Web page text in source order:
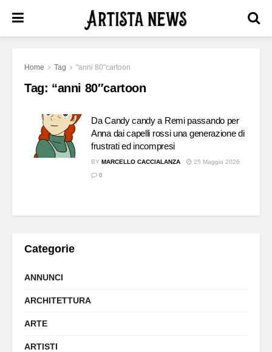
Home Tag "anni 80"cartoon
Tag: “anni 80″cartoon
Da Candy candy a Remi passando per
Anna dai capelli rossi una generazione di
frustrati ed incompresi
BY MARCELLO CACCIALANZA
25 Maggio 2026
0
Categorie
ANNUNCI
ARCHITETTURA
ARTE
ARTISTI